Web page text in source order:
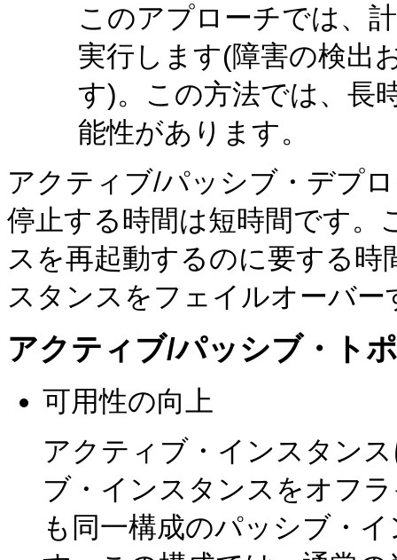
このアプローチでは、
実行します(障害の検出
す)。この方法では、長
能性があります。
アクティブ/パッシブ・デプ
停止する時間は短時間です
スを再起動するのに要する
スタンスをフェイルオーバ
アクティブ/パッシブ・ト
可用性の向上
アクティブ・インスタン
ブ・インスタンスをオフ
も同一構成のパッシブ・